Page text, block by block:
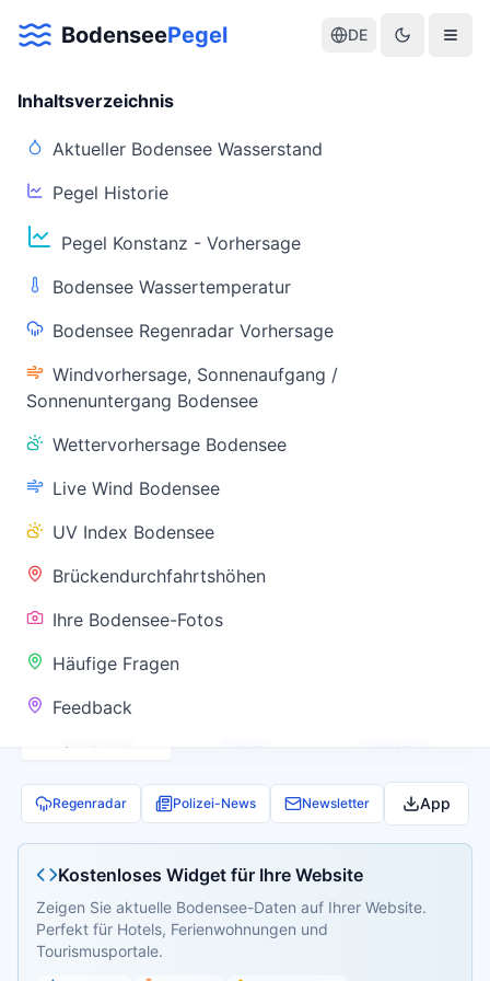
BodenseePegel DE
Inhaltsverzeichnis
Aktueller Bodensee Wasserstand
Pegel Historie
Pegel Konstanz - Vorhersage
Bodensee Wassertemperatur
Bodensee Regenradar Vorhersage
Windvorhersage, Sonnenaufgang /
Sonnenuntergang Bodensee
Wettervorhersage Bodensee
Live Wind Bodensee
UV Index Bodensee
Brückendurchfahrtshöhen
Ihre Bodensee-Fotos
Häufige Fragen
Feedback
Aktuelle Warnlage Bodensee
Aktueller Bodensee Pegel & Wasserstand
Live-Daten
(Konstanz)
Wassertemperatur
(Friedrichshafen)
Warnstatus
✅ Keine
Warnung
Regenradar Polizei-News Newsletter App
Kostenloses Widget für Ihre Website
Zeigen Sie aktuelle Bodensee-Daten auf Ihrer Website.
Perfekt für Hotels, Ferienwohnungen und
Tourismusportale.